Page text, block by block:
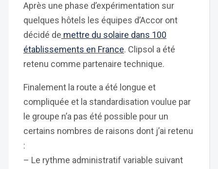
Après une phase d’expérimentation sur
quelques hôtels les équipes d’Accor ont
décidé de mettre du solaire dans 100
établissements en France. Clipsol a été
retenu comme partenaire technique.
Finalement la route a été longue et
compliquée et la standardisation voulue par
le groupe n’a pas été possible pour un
certains nombres de raisons dont j’ai retenu
:
– Le rythme administratif variable suivant